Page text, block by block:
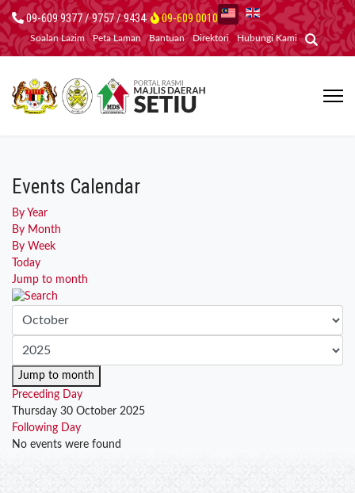
09-609 9377 / 9757 / 9434 09-609 0010
Soalan Lazim Peta Laman Bantuan Direktori Hubungi Kami
Events Calendar
By Year
By Month
By Week
Today
Jump to month
Jump to month
Preceding Day
Thursday 30 October 2025
Following Day
No events were found